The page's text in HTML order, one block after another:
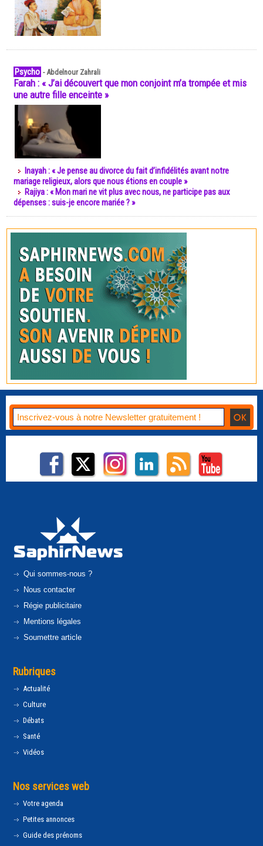
Psycho -Abdelnour Zahrali
Farah : « J’ai découvert que mon conjoint m’a trompée et mis
une autre fille enceinte »
Inayah : « Je pense au divorce du fait d’infidélités avant notre
mariage religieux, alors que nous étions en couple »
Rajiya : « Mon mari ne vit plus avec nous, ne participe pas aux
dépenses : suis-je encore mariée ? »
Qui sommes-nous ?
Nous contacter
Régie publicitaire
Mentions légales
Soumettre article
Rubriques
Actualité
Culture
Débats
Santé
Vidéos
Nos services web
Votre agenda
Petites annonces
Guide des prénoms